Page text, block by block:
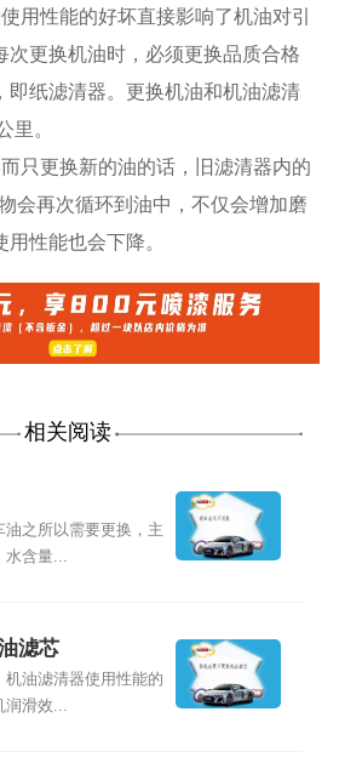
用性能的好坏直接影响了机油对引
次更换机油时，必须更换品质合格
即纸滤清器。更换机油和机油滤清
里。
只更换新的油的话，旧滤清器内的
会再次循环到油中，不仅会增加磨
性能也会下降。
相关阅读
之所以需要更换，主
水含量...
滤芯
油滤清器使用性能的
滑效...